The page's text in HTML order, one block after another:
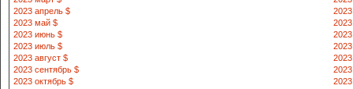
2023 апрель $
2023 май $
2023 июнь $
2023 июль $
2023 август $
2023
2023 сентябрь $
2023 октябрь $